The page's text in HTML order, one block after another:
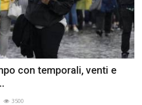
con temporali, venti e
3500